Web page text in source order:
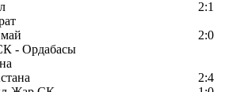
2:1
2:0
- Ордабасы
2:4